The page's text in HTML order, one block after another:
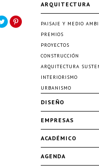
ARQUITECTURA
PAISAJE Y MEDIO
PREMIOS
PROYECTOS
CONSTRUCCIÓN
ARQUITECTURA
INTERIORISMO
URBANISMO
DISEÑO
EMPRESAS
ACADÉMICO
AGENDA